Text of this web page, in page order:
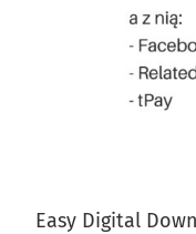
Easy Digital